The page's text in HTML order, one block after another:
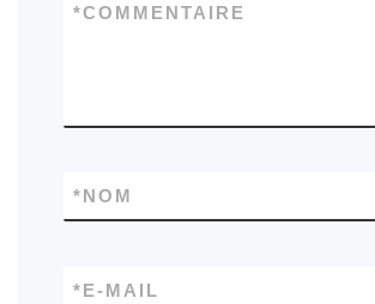
COMMENTAIRE
*
NOM
*
E-MAIL
*